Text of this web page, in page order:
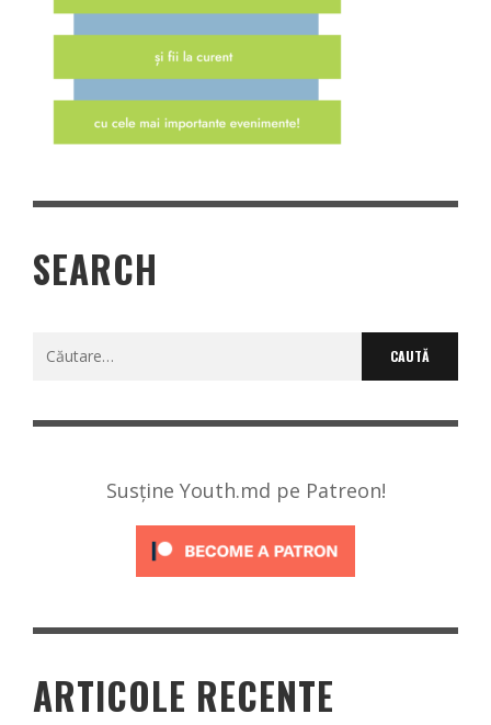
SEARCH
Caută
Susține Youth.md pe Patreon!
ARTICOLE RECENTE